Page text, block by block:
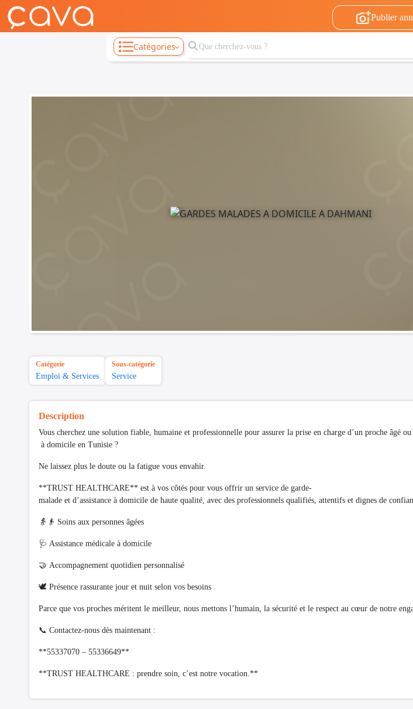
Publier
Catégories
Catégorie
Emploi & Services
Sous-catégorie
Service
Description
Vous cherchez une solution fiable, humaine et professionnelle pour assurer la prise en charge d’un proche âgé
à domicile en Tunisie ?
Ne laissez plus le doute ou la fatigue vous envahir.
**TRUST HEALTHCARE** est à vos côtés pour vous offrir un service de garde-
malade et d’assistance à domicile de haute qualité, avec des professionnels qualifiés, attentifs et dignes de
👵👴 Soins aux personnes âgées
🩺 Assistance médicale à domicile
🤝 Accompagnement quotidien personnalisé
🕊️ Présence rassurante jour et nuit selon vos besoins
Parce que vos proches méritent le meilleur, nous mettons l’humain, la sécurité et le respect au cœur de notre
📞 Contactez-nous dès maintenant :
**55337070 – 55336649**
**TRUST HEALTHCARE : prendre soin, c’est notre vocation.**